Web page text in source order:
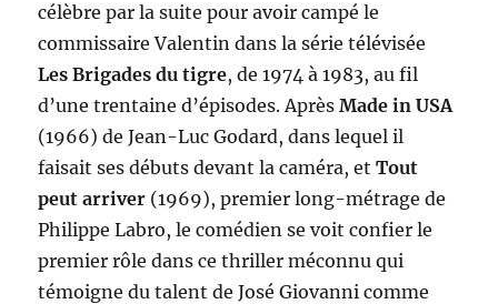
célèbre par la suite pour avoir campé le
commissaire Valentin dans la série télévisée
Les Brigades du tigre, de 1974 à 1983, au fil
d’une trentaine d’épisodes. AprèsMade in USA
(1966) de Jean-Luc Godard, dans lequel il
faisait ses débuts devant la caméra, etTout
peut arriver (1969), premier long-métrage de
Philippe Labro, le comédien se voit confier le
premier rôle dans ce thriller méconnu qui
témoigne du talent de José Giovanni comme